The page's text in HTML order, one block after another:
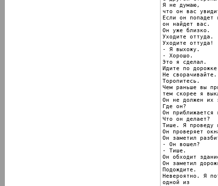
Я не думаю,
что он вас
Если он попадет
он найдет вас.
Он уже близко.
Уходите оттуда.
Уходите оттуда!
- Я выхожу.
- Хорошо.
Это я сделал.
Идите по
Не сворачивайте.
Торопитесь.
Чем раньше вы
тем скорее я
Он не должен их
Где он?
Он приближается
Что он делает?
Тише. Я проведу
Он проверяет
Он заметил
- Он вошел?
- Тише.
Он обходит
Он заметил
Подождите.
Невероятно. Я
одной из